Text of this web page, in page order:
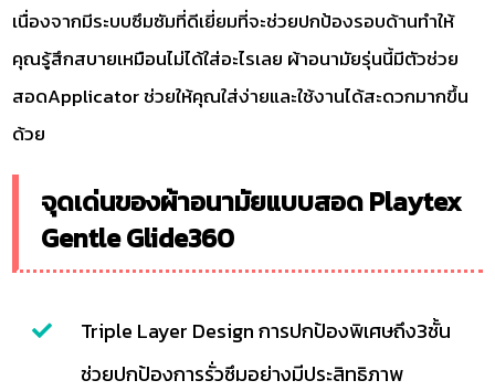
เนื่องจากมีระบบซึมซัมที่ดีเยี่ยมที่จะช่วยปกป้องรอบด้านทำให้
คุณรู้สึกสบายเหมือนไม่ได้ใส่อะไรเลย ผ้าอนามัยรุ่นนี้มีตัวช่วย
สอดApplicator ช่วยให้คุณใส่ง่ายและใช้งานได้สะดวกมากขึ้น
ด้วย
จุดเด่นของผ้าอนามัยแบบสอด Playtex
Gentle Glide360
Triple Layer Design การปกป้องพิเศษถึง3ชั้น
ช่วยปกป้องการรั่วซึมอย่างมีประสิทธิภาพ